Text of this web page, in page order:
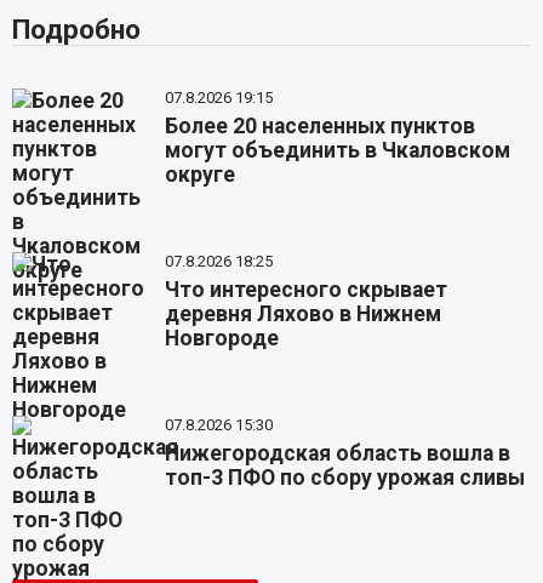
Подробно
07.8.2026 19:15
Более 20 населенных пунктов
могут объединить в Чкаловском
округе
07.8.2026 18:25
Что интересного скрывает
деревня Ляхово в Нижнем
Новгороде
07.8.2026 15:30
Нижегородская область вошла в
топ-3 ПФО по сбору урожая сливы